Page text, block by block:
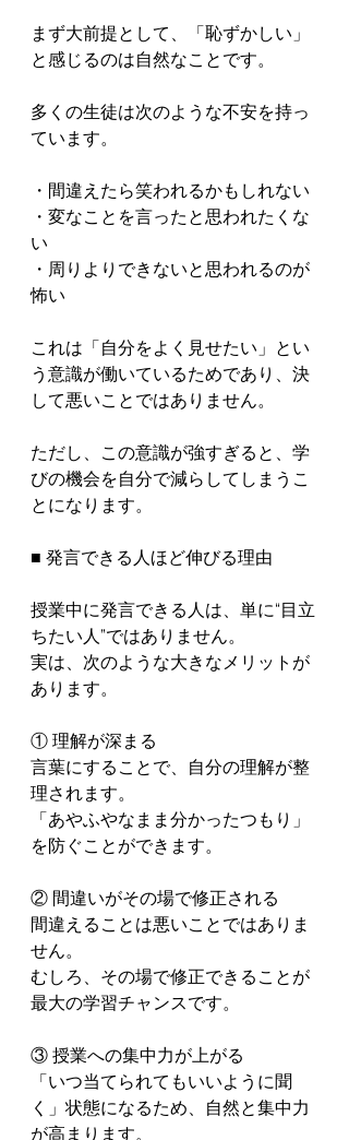
まず大前提として、「恥ずかしい」
と感じるのは自然なことです。
多くの生徒は次のような不安を持っ
ています。
・間違えたら笑われるかもしれない
・変なことを言ったと思われたくな
い
・周りよりできないと思われるのが
怖い
これは「自分をよく見せたい」とい
う意識が働いているためであり、決
して悪いことではありません。
ただし、この意識が強すぎると、学
びの機会を自分で減らしてしまうこ
とになります。
■ 発言できる人ほど伸びる理由
授業中に発言できる人は、単に“目立
ちたい人”ではありません。
実は、次のような大きなメリットが
あります。
① 理解が深まる
言葉にすることで、自分の理解が整
理されます。
「あやふやなまま分かったつもり」
を防ぐことができます。
② 間違いがその場で修正される
間違えることは悪いことではありま
せん。
むしろ、その場で修正できることが
最大の学習チャンスです。
③ 授業への集中力が上がる
「いつ当てられてもいいように聞
く」状態になるため、自然と集中力
が高まります。